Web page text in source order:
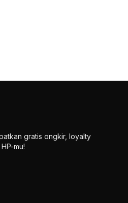
gratis ongkir, loyalty
mu!